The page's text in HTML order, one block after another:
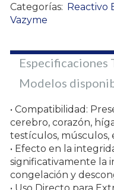
Categorías: Reactivo
Vazyme
Especificaciones
Modelos
• Compatibilidad:
cerebro, corazón,
testículos, músculos,
• Efecto en la
significativamente la
congelación y